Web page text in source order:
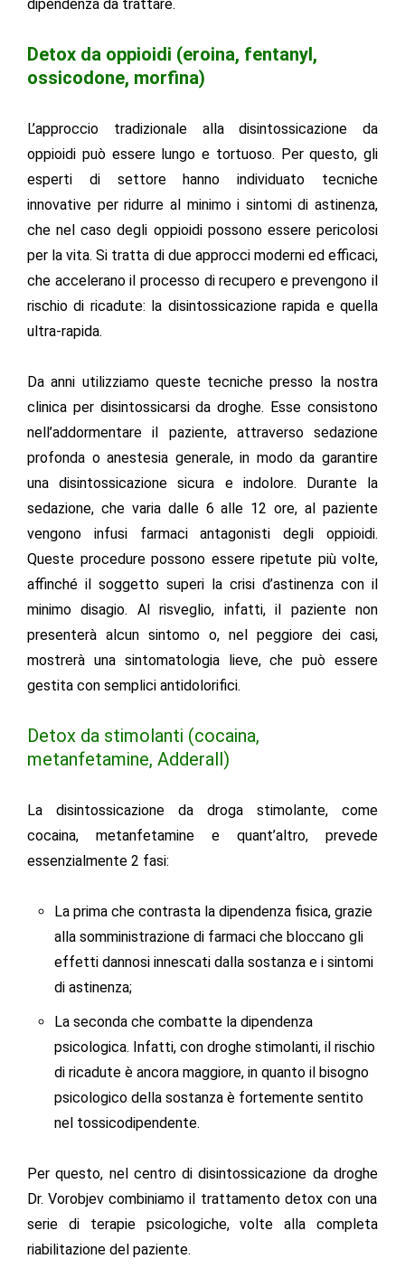
dipendenza da trattare.
Detox da oppioidi (eroina, fentanyl,
ossicodone, morfina)
L’approccio tradizionale alla disintossicazione da
oppioidi può essere lungo e tortuoso. Per questo, gli
esperti di settore hanno individuato tecniche
innovative per ridurre al minimo i sintomi di astinenza,
che nel caso degli oppioidi possono essere pericolosi
per la vita. Si tratta di due approcci moderni ed efficaci,
che accelerano il processo di recupero e prevengono il
rischio di ricadute: la disintossicazione rapida e quella
ultra-rapida.
Da anni utilizziamo queste tecniche presso la nostra
clinica per disintossicarsi da droghe. Esse consistono
nell’addormentare il paziente, attraverso sedazione
profonda o anestesia generale, in modo da garantire
una disintossicazione sicura e indolore. Durante la
sedazione, che varia dalle 6 alle 12 ore, al paziente
vengono infusi farmaci antagonisti degli oppioidi.
Queste procedure possono essere ripetute più volte,
affinché il soggetto superi la crisi d’astinenza con il
minimo disagio. Al risveglio, infatti, il paziente non
presenterà alcun sintomo o, nel peggiore dei casi,
mostrerà una sintomatologia lieve, che può essere
gestita con semplici antidolorifici.
Detox da stimolanti (cocaina,
metanfetamine, Adderall)
La disintossicazione da droga stimolante, come
cocaina, metanfetamine e quant’altro, prevede
essenzialmente 2 fasi:
La prima che contrasta la dipendenza fisica, grazie
alla somministrazione di farmaci che bloccano gli
effetti dannosi innescati dalla sostanza e i sintomi
di astinenza;
La seconda che combatte la dipendenza
psicologica. Infatti, con droghe stimolanti, il rischio
di ricadute è ancora maggiore, in quanto il bisogno
psicologico della sostanza è fortemente sentito
nel tossicodipendente.
Per questo, nel centro di disintossicazione da droghe
Dr. Vorobjev combiniamo il trattamento detox con una
serie di terapie psicologiche, volte alla completa
riabilitazione del paziente.